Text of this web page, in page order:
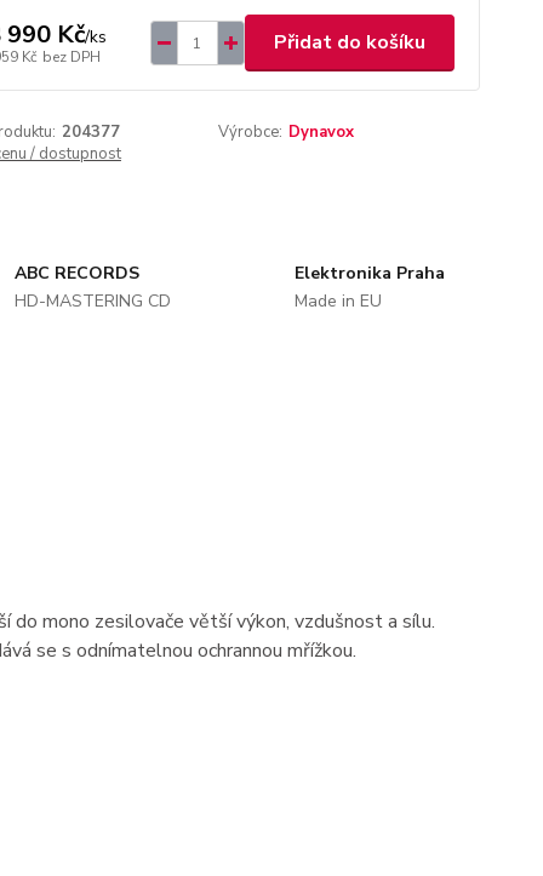
990 Kč/ks
Kč bez DPH
Přidat do košíku
204377 Výrobce: Dynavox
/ dostupnost
ABC RECORDS
HD-MASTERING CD
Elektronika Praha
Made in EU
do mono zesilovače větší výkon, vzdušnost a sílu.
se s odnímatelnou ochrannou mřížkou.